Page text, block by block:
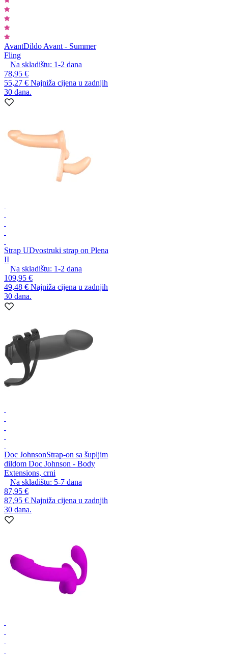
AvantDildo Avant - Summer
Fling
Na skladištu: 1-2 dana
78,95 €
55,27 € Najniža cijena u zadnjih
30 dana.
Strap UDvostruki strap on Plena
II
Na skladištu: 1-2 dana
109,95 €
49,48 € Najniža cijena u zadnjih
30 dana.
Doc JohnsonStrap-on sa šupljim
dildom Doc Johnson - Body
Extensions, crni
Na skladištu: 5-7 dana
87,95 €
87,95 € Najniža cijena u zadnjih
30 dana.